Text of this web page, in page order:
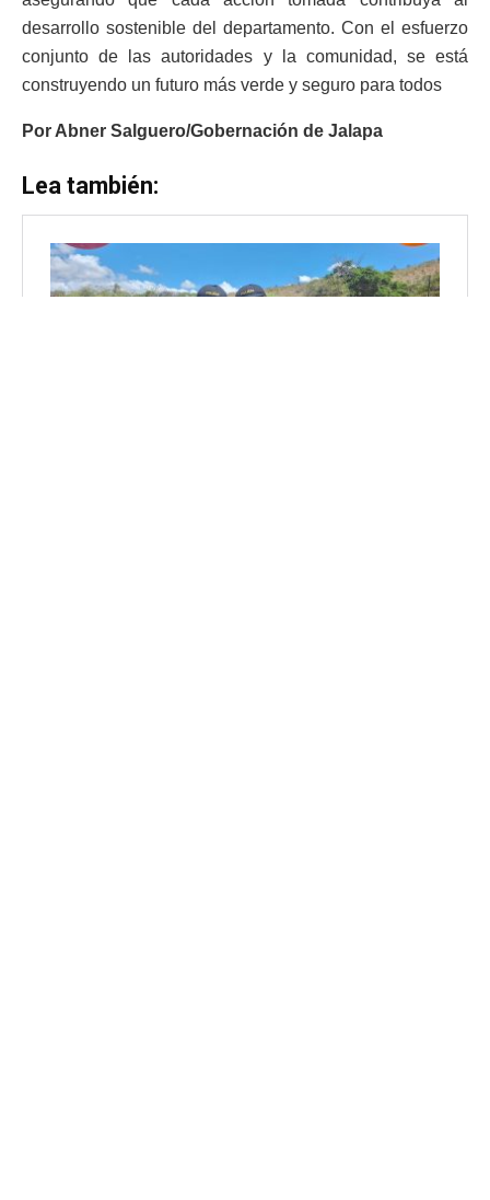
desarrollo sostenible del departamento. Con el esfuerzo
conjunto de las autoridades y la comunidad, se está
construyendo un futuro más verde y seguro para todos
Por Abner Salguero/Gobernación de Jalapa
Lea también: